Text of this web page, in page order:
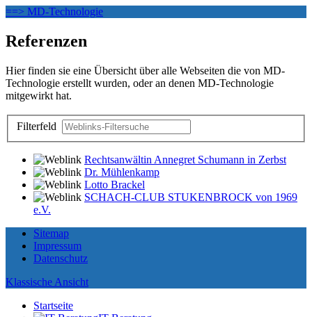
==> MD-Technologie
Referenzen
Hier finden sie eine Übersicht über alle Webseiten die von MD-
Technologie erstellt wurden, oder an denen MD-Technologie
mitgewirkt hat.
Filterfeld
Rechtsanwältin Annegret Schumann in Zerbst
Dr. Mühlenkamp
Lotto Brackel
SCHACH-CLUB STUKENBROCK von 1969
e.V.
Sitemap
Impressum
Datenschutz
Klassische Ansicht
Startseite